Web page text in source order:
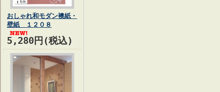
おしゃれ和モダン襖紙・
壁紙 １２０８
5,280円(税込)